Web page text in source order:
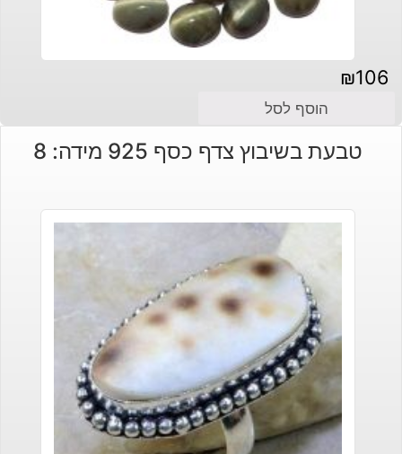
₪106
הוסף לסל
טבעת בשיבוץ צדף כסף 925 מידה: 8